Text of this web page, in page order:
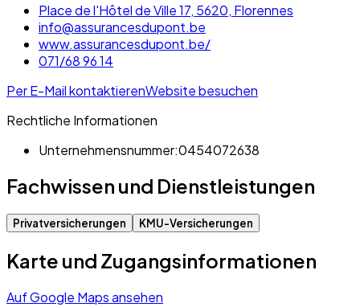
Place de l'Hôtel de Ville 17, 5620, Florennes
info@assurancesdupont.be
www.assurancesdupont.be/
071/68 96 14
Per E-Mail kontaktierenWebsite besuchen
Rechtliche Informationen
Unternehmensnummer:0454072638
Fachwissen und Dienstleistungen
Privatversicherungen KMU-Versicherungen
Karte und Zugangsinformationen
Auf Google Maps ansehen